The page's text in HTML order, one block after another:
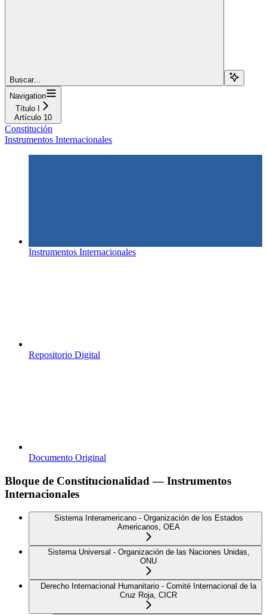
Buscar...
Navigation
Título I
Artículo 10
Constitución
Instrumentos Internacionales
Instrumentos Internacionales
Repositorio Digital
Documento Original
Bloque de Constitucionalidad — Instrumentos
Internacionales
Sistema Interamericano - Organización de los Estados
Americanos, OEA
Sistema Universal - Organización de las Naciones Unidas,
ONU
Derecho Internacional Humanitario - Comité Internacional de la
Cruz Roja, CICR